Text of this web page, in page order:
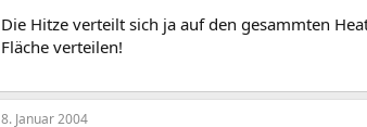
Die Hitze verteilt sich ja auf den gesammten
Fläche verteilen!
8. Januar 2004